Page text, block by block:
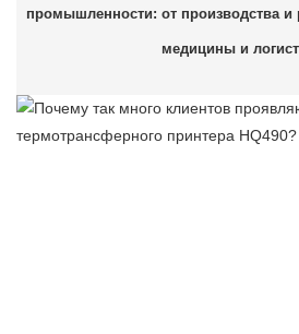
промышленности: от производства и
медицины и